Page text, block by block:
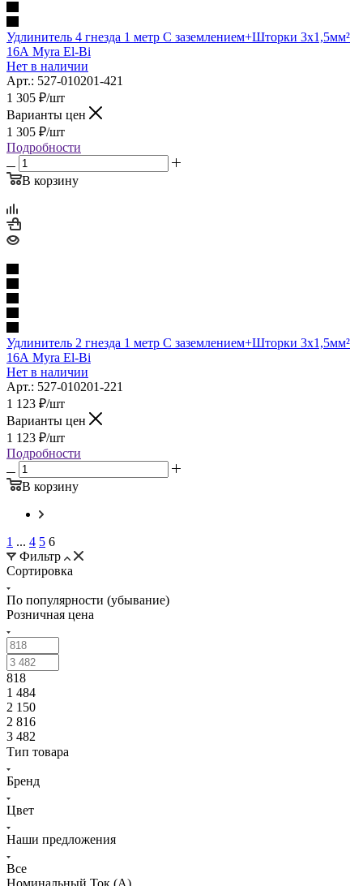
Удлинитель 4 гнезда 1 метр С заземлением+Шторки 3х1,5мм²
16А Myra El-Bi
Нет в наличии
Арт.: 527-010201-421
1 305 ₽/шт
Варианты цен
1 305 ₽/шт
Подробности
В корзину
Удлинитель 2 гнезда 1 метр С заземлением+Шторки 3х1,5мм²
16А Myra El-Bi
Нет в наличии
Арт.: 527-010201-221
1 123 ₽/шт
Варианты цен
1 123 ₽/шт
Подробности
В корзину
1 ... 4 5 6
Фильтр
Сортировка
По популярности (убывание)
Розничная цена
818
1 484
2 150
2 816
3 482
Тип товара
Бренд
Цвет
Наши предложения
Все